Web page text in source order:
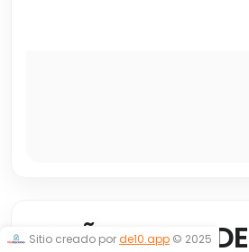
MUÑEQUERA
Sitio creado porde10.app © 2025